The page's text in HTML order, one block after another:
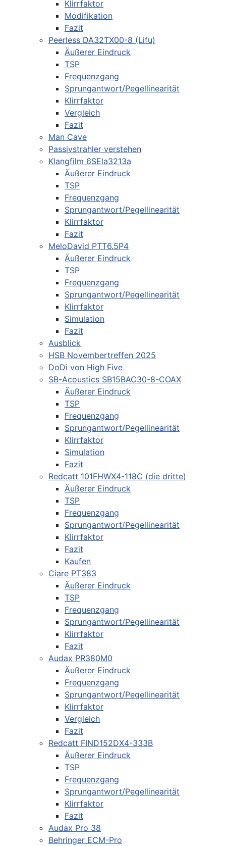
Klirrfaktor
Modifikation
Fazit
Peerless DA32TX00-8 (Lifu)
Äußerer Eindruck
TSP
Frequenzgang
Sprungantwort/Pegellinearität
Klirrfaktor
Vergleich
Fazit
Man Cave
Passivstrahler verstehen
Klangfilm 6SEla3213a
Äußerer Eindruck
TSP
Frequenzgang
Sprungantwort/Pegellinearität
Klirrfaktor
Fazit
MeloDavid PTT6.5P4
Äußerer Eindruck
TSP
Frequenzgang
Sprungantwort/Pegellinearität
Klirrfaktor
Simulation
Fazit
Ausblick
HSB Novembertreffen 2025
DoDi von High Five
SB-Acoustics SB15BAC30-8-COAX
Äußerer Eindruck
TSP
Frequenzgang
Sprungantwort/Pegellinearität
Klirrfaktor
Simulation
Fazit
Redcatt 101FHWX4-118C (die dritte)
Äußerer Eindruck
TSP
Frequenzgang
Sprungantwort/Pegellinearität
Klirrfaktor
Fazit
Kaufen
Ciare PT383
Äußerer Eindruck
TSP
Frequenzgang
Sprungantwort/Pegellinearität
Klirrfaktor
Fazit
Audax PR380M0
Äußerer Eindruck
Frequenzgang
Sprungantwort/Pegellinearität
Klirrfaktor
Vergleich
Fazit
Redcatt FIND152DX4-333B
Äußerer Eindruck
TSP
Frequenzgang
Sprungantwort/Pegellinearität
Klirrfaktor
Fazit
Audax Pro 38
Behringer ECM-Pro